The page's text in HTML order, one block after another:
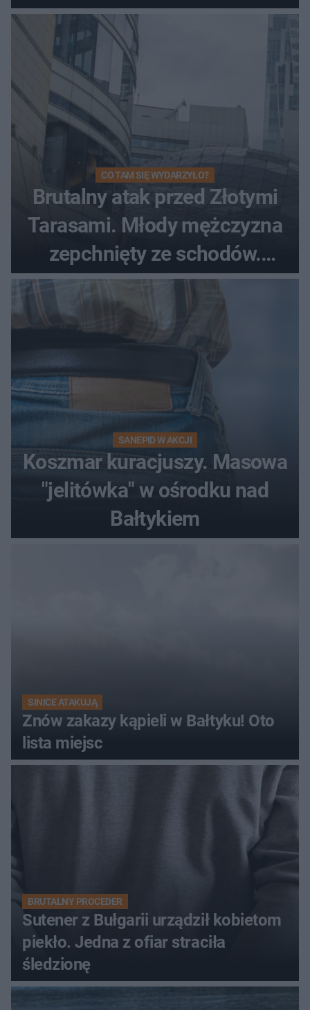
CO TAM SIĘ WYDARZYŁO?
Brutalny atak przed Złotymi
Tarasami. Młody mężczyzna
zepchnięty ze schodów.
Szokujące nagranie krąży po
sieci
SANEPID W AKCJI
Koszmar kuracjuszy. Masowa
"jelitówka" w ośrodku nad
Bałtykiem
SINICE ATAKUJĄ
Znów zakazy kąpieli w Bałtyku! Oto
lista miejsc
BRUTALNY PROCEDER
Sutener z Bułgarii urządził kobietom
piekło. Jedna z ofiar straciła
śledzionę